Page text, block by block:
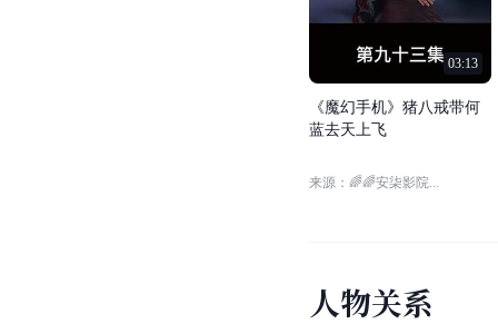
03:13
《魔幻手机》 猪八戒带何
蓝去天 上 飞
来源：🌈🌈安柒影院...
人物关系